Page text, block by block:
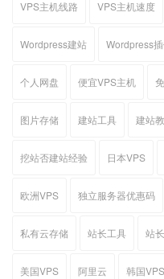
VPS主机线路 VPS主机速度
Wordpress建站 Wordpress
个人网盘 便宜VPS主机
图片存储 建站工具 建站
挖站否建站经验 日本VPS
欧洲VPS 独立服务器优惠码
私有云存储 站长工具 站
美国VPS 阿里云 韩国VPS